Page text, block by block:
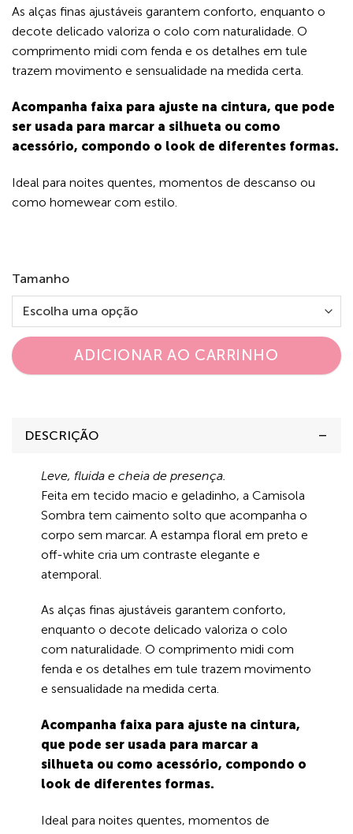
As alças finas ajustáveis garantem conforto, enquanto o
decote delicado valoriza o colo com naturalidade. O
comprimento midi com fenda e os detalhes em tule
trazem movimento e sensualidade na medida certa.
Acompanha faixa para ajuste na cintura, que pode
ser usada para marcar a silhueta ou como
acessório, compondo o look de diferentes formas.
Ideal para noites quentes, momentos de descanso ou
como homewear com estilo.
Tamanho
ADICIONAR AO CARRINHO
DESCRIÇÃO
Leve, fluida e cheia de presença.
Feita em tecido macio e geladinho, a Camisola
Sombra tem caimento solto que acompanha o
corpo sem marcar. A estampa floral em preto e
off-white cria um contraste elegante e
atemporal.
As alças finas ajustáveis garantem conforto,
enquanto o decote delicado valoriza o colo
com naturalidade. O comprimento midi com
fenda e os detalhes em tule trazem movimento
e sensualidade na medida certa.
Acompanha faixa para ajuste na cintura,
que pode ser usada para marcar a
silhueta ou como acessório, compondo o
look de diferentes formas.
Ideal para noites quentes, momentos de